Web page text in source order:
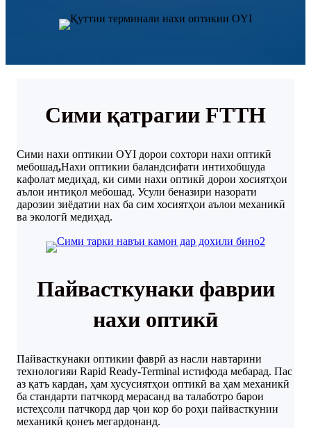
Сими қатрагии FTTH
Сими нахи оптикии OYI дорои сохтори нахи оптикӣ
мебошад,Нахи оптикии баландсифати интихобшуда
кафолат медиҳад, ки сими нахи оптикӣ дорои хосиятҳои
аълои интиқол мебошад. Усули беназири назорати
дарозии зиёдатии нах ба сим хосиятҳои аълои механикӣ
ва экологӣ медиҳад.
Пайвасткунаки фаврии
нахи оптикӣ
Пайвасткунаки оптикии фаврӣ аз насли навтарини
технологияи Rapid Ready-Terminal истифода мебарад. Пас
аз қатъ кардан, ҳам хусусиятҳои оптикӣ ва ҳам механикӣ
ба стандарти патчкорд мерасанд ва талаботро барои
истеҳсоли патчкорд дар ҷои кор бо роҳи пайвасткунии
механикӣ қонеъ мегардонанд.